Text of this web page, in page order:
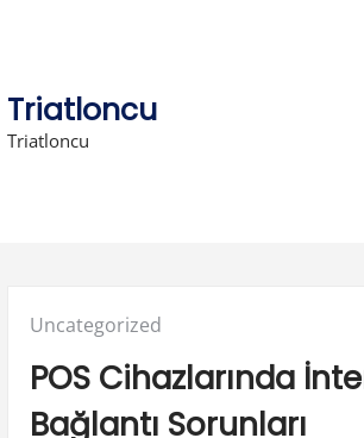
Triatloncu
Triatloncu
Posted
Uncategorized
POS Cihazlarında
Bağlantı Sorunları